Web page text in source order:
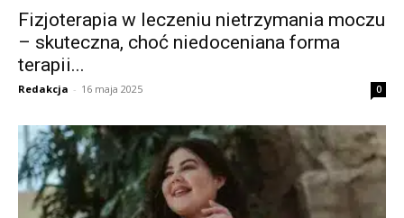
Fizjoterapia w leczeniu nietrzymania moczu
– skuteczna, choć niedoceniana forma
terapii...
Redakcja - 16 maja 2025 0